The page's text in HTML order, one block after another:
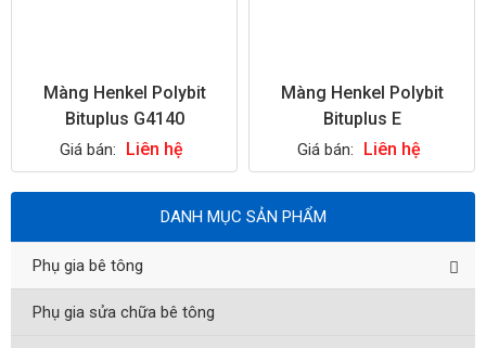
Màng Henkel Polybit
Bituplus G4140
Giá bán: Liên hệ
Màng Henkel Polybit
Bituplus E
Giá bán: Liên hệ
DANH MỤC SẢN PHẨM
Phụ gia bê tông
Phụ gia sửa chữa bê tông